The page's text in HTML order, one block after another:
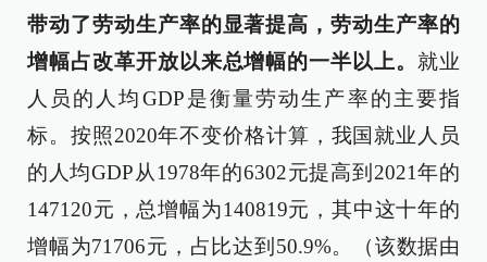
带动了劳动生产率的显著提高，劳动生产率的
增幅占改革开放以来总增幅的一半以上。 就业
人员的人均GDP是衡量劳动生产率的主要指
标。按照2020年不变价格计算，我国就业人员
的人均GDP从1978年的6302元提高到2021年的
147120元，总增幅为140819元，其中这十年的
增幅为71706元，占比达到50.9%。（该数据由